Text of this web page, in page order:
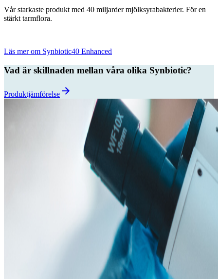
Vår starkaste produkt med 40 miljarder mjölksyrabakterier. För en
stärkt tarmflora.
Läs mer om Synbiotic40 Enhanced
Vad är skillnaden mellan våra olika Synbiotic?
Produktjämförelse